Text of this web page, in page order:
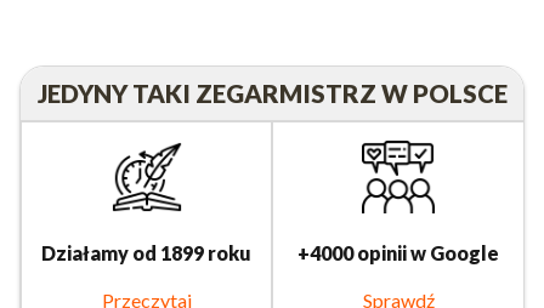
JEDYNY TAKI ZEGARMISTRZ W POLSCE
Działamy od 1899 roku
Przeczytaj
+4000 opinii w Google
Sprawdź